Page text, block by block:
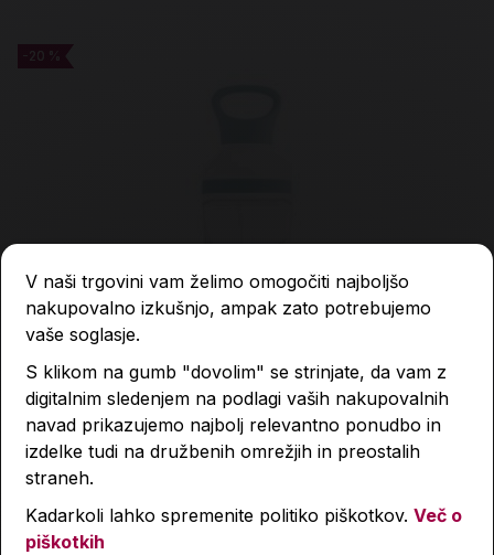
-20 %
Flaška FLOW Wave, brez BPA, 800 ml
-20 %
V naši trgovini vam želimo omogočiti najboljšo
nakupovalno izkušnjo, ampak zato potrebujemo
vaše soglasje.
S klikom na gumb "dovolim" se strinjate, da vam z
digitalnim sledenjem na podlagi vaših nakupovalnih
navad prikazujemo najbolj relevantno ponudbo in
izdelke tudi na družbenih omrežjih in preostalih
straneh.
Kadarkoli lahko spremenite politiko piškotkov. Več o
piškotkih